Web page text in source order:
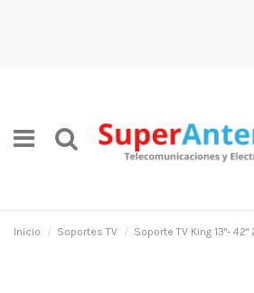
Inicio Soportes TV Soporte TV King 13"- 42"